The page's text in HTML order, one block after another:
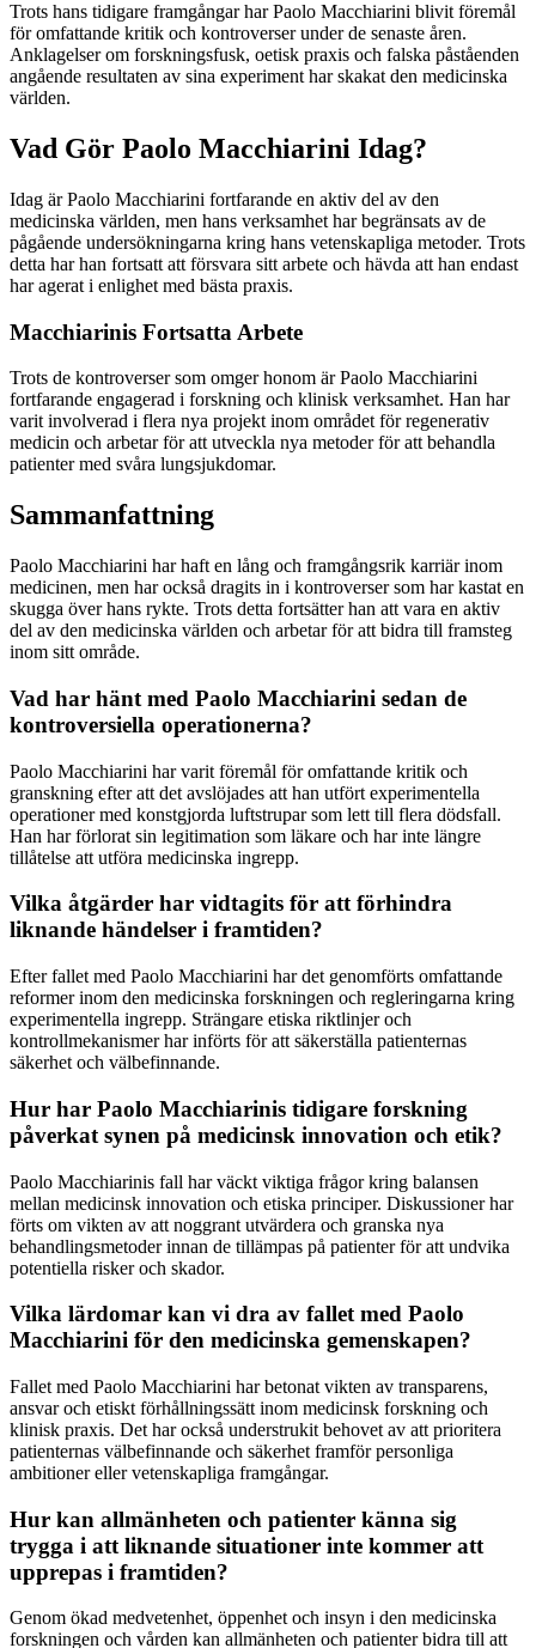
Trots hans tidigare framgångar har Paolo Macchiarini blivit föremål
för omfattande kritik och kontroverser under de senaste åren.
Anklagelser om forskningsfusk, oetisk praxis och falska påståenden
angående resultaten av sina experiment har skakat den medicinska
världen.
Vad Gör Paolo Macchiarini Idag?
Idag är Paolo Macchiarini fortfarande en aktiv del av den
medicinska världen, men hans verksamhet har begränsats av de
pågående undersökningarna kring hans vetenskapliga metoder. Trots
detta har han fortsatt att försvara sitt arbete och hävda att han endast
har agerat i enlighet med bästa praxis.
Macchiarinis Fortsatta Arbete
Trots de kontroverser som omger honom är Paolo Macchiarini
fortfarande engagerad i forskning och klinisk verksamhet. Han har
varit involverad i flera nya projekt inom området för regenerativ
medicin och arbetar för att utveckla nya metoder för att behandla
patienter med svåra lungsjukdomar.
Sammanfattning
Paolo Macchiarini har haft en lång och framgångsrik karriär inom
medicinen, men har också dragits in i kontroverser som har kastat en
skugga över hans rykte. Trots detta fortsätter han att vara en aktiv
del av den medicinska världen och arbetar för att bidra till framsteg
inom sitt område.
Vad har hänt med Paolo Macchiarini sedan de
kontroversiella operationerna?
Paolo Macchiarini har varit föremål för omfattande kritik och
granskning efter att det avslöjades att han utfört experimentella
operationer med konstgjorda luftstrupar som lett till flera dödsfall.
Han har förlorat sin legitimation som läkare och har inte längre
tillåtelse att utföra medicinska ingrepp.
Vilka åtgärder har vidtagits för att förhindra
liknande händelser i framtiden?
Efter fallet med Paolo Macchiarini har det genomförts omfattande
reformer inom den medicinska forskningen och regleringarna kring
experimentella ingrepp. Strängare etiska riktlinjer och
kontrollmekanismer har införts för att säkerställa patienternas
säkerhet och välbefinnande.
Hur har Paolo Macchiarinis tidigare forskning
påverkat synen på medicinsk innovation och etik?
Paolo Macchiarinis fall har väckt viktiga frågor kring balansen
mellan medicinsk innovation och etiska principer. Diskussioner har
förts om vikten av att noggrant utvärdera och granska nya
behandlingsmetoder innan de tillämpas på patienter för att undvika
potentiella risker och skador.
Vilka lärdomar kan vi dra av fallet med Paolo
Macchiarini för den medicinska gemenskapen?
Fallet med Paolo Macchiarini har betonat vikten av transparens,
ansvar och etiskt förhållningssätt inom medicinsk forskning och
klinisk praxis. Det har också understrukit behovet av att prioritera
patienternas välbefinnande och säkerhet framför personliga
ambitioner eller vetenskapliga framgångar.
Hur kan allmänheten och patienter känna sig
trygga i att liknande situationer inte kommer att
upprepas i framtiden?
Genom ökad medvetenhet, öppenhet och insyn i den medicinska
forskningen och vården kan allmänheten och patienter bidra till att